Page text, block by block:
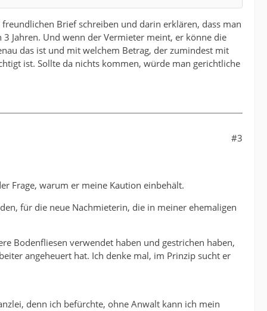
Brief schreiben und darin erklären, dass man
Jahren. Und wenn der Vermieter meint, er könne die
das ist und mit welchem Betrag, der zumindest mit
ist. Sollte da nichts kommen, würde man gerichtliche
#3
Frage, warum er meine Kaution einbehält.
für die neue Nachmieterin, die in meiner ehemaligen
Bodenfliesen verwendet haben und gestrichen haben,
angeheuert hat. Ich denke mal, im Prinzip sucht er
denn ich befürchte, ohne Anwalt kann ich mein